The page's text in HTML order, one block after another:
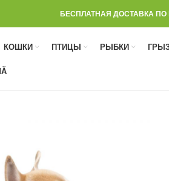
БЕСПЛАТНАЯ ДОСТАВКА ПО
КОШКИ ПТИЦЫ РЫБКИ